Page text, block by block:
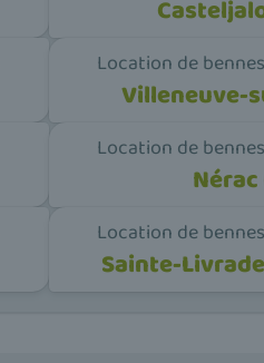
Location de
Villeneuve-
Location de
Location de
Sainte-